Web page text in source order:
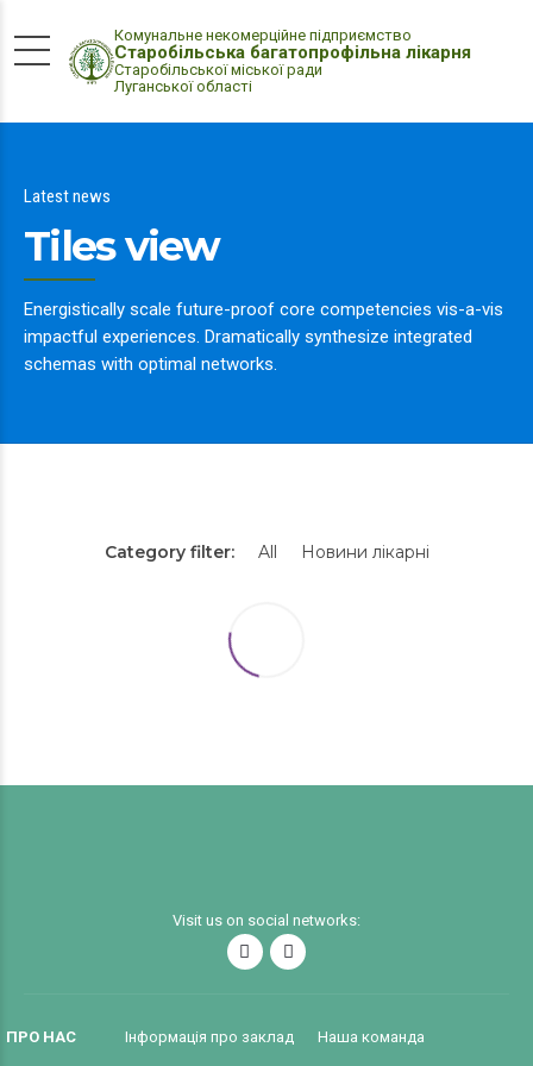
Комунальне некомерційне підприємство
Старобільська багатопрофільна лікарня
Старобільської міської ради
Луганської області
Latest news
Tiles view
Energistically scale future-proof core competencies vis-a-vis
impactful experiences. Dramatically synthesize integrated
schemas with optimal networks.
Category filter: All Новини лікарні
Visit us on social networks:
ПРО НАС Інформація про заклад Наша команда